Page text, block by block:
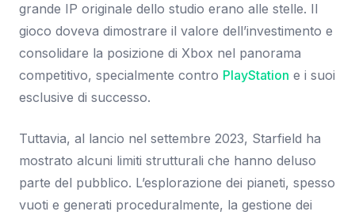
grande IP originale dello studio erano alle stelle. Il
gioco doveva dimostrare il valore dell’investimento e
consolidare la posizione di Xbox nel panorama
competitivo, specialmente contro PlayStation e i suoi
esclusive di successo.
Tuttavia, al lancio nel settembre 2023, Starfield ha
mostrato alcuni limiti strutturali che hanno deluso
parte del pubblico. L’esplorazione dei pianeti, spesso
vuoti e generati proceduralmente, la gestione dei